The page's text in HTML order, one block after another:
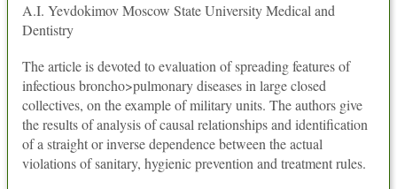
A.I. Yevdokimov Moscow State University Medical and
Dentistry
The article is devoted to evaluation of spreading features of
infectious broncho>pulmonary diseases in large closed
collectives, on the example of military units. The authors give
the results of analysis of causal relationships and identification
of a straight or inverse dependence between the actual
violations of sanitary, hygienic prevention and treatment rules.